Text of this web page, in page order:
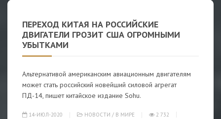
ПЕРЕХОД КИТАЯ НА РОССИЙСКИЕ
ДВИГАТЕЛИ ГРОЗИТ США ОГРОМНЫМИ
УБЫТКАМИ
Альтернативой американским авиационным двигателям
может стать российский новейший силовой агрегат
ПД-14, пишет китайское издание Sohu.
14-ИЮЛ-2020 НОВОСТИ / В МИРЕ 2 732